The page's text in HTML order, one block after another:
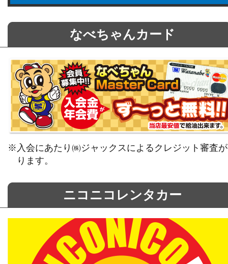
なべちゃんカード
※入会にあたり㈱ジャックスによるクレジット審査
ります。
ニコニコレンタカー